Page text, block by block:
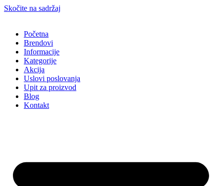
Skočite na sadržaj
Početna
Brendovi
Informacije
Kategorije
Akcija
Uslovi poslovanja
Upit za proizvod
Blog
Kontakt